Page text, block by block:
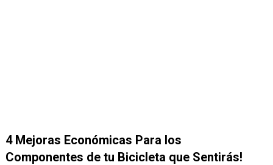
4 Mejoras Económicas Para los
Componentes de tu Bicicleta que Sentirás!